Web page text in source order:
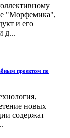
"Морфемика",
и его
д...
проектом по
новых
содержат